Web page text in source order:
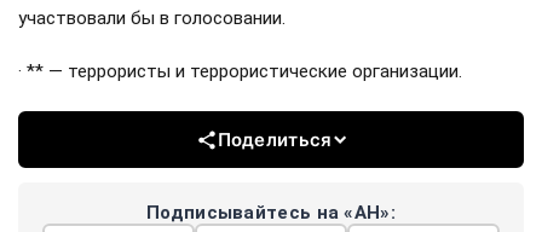
участвовали бы в голосовании.
· ** — террористы и террористические организации.
Поделиться
Подписывайтесь на «АН»: